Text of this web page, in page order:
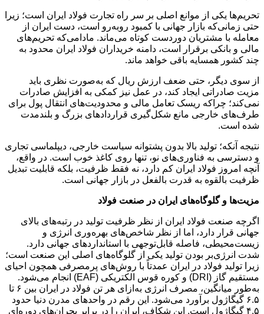
تحریم‌ها یکی از موانع اصلی بر سر راه تجارت فولاد ایران است؛ زیرا
حتی زمانی‌که بازار جهانی با کمبود روبه‌رو است، دست ایران از
معامله با مشتریان دوردست کوتاه می‌ماند. مادامی‌که تحریم‌های
مالی و بانکی برقرار است، دامنه خریداران فولاد ایران محدود به
چند کشور همسایه باقی خواهد ماند.
از سوی دیگر، حتی ضعف ارزش ریال که به‌صورت نظری باید
مزیت صادراتی ایجاد کند، در عمل نیز کمکی به افزایش صادرات
نمی‌کند؛ چراکه ریسک تعامل مالی و محدودیت‌های انتقال پول برای
طرف‌های خارجی مانع شکل‌گیری قراردادهای بزرگ و بلندمدت
شده است.
نتیجه آنکه؛ تولید بالا بدون پشتوانه سیاست خارجی، دیپلماسی تجاری
و دسترسی به فناوری‌های نو، تنها روی کاغذ خوب است. در واقع،
آنچه امروز فولاد ایران کم دارد، نه فقط ظرفیت، بلکه قابلیت تبدیل
ظرفیت بالقوه به قدرت بالفعل در بازار جهانی است.
مزیت‌ها و گلوگاه‌های ایران در صنعت فولاد
اگرچه صنعت فولاد ایران از نظر ظرفیت تولید در رتبه‌های بالای
جهانی قرار دارد، اما از نظر شاخص‌های بهره‌وری انرژی و
زیست‌محیطی، فاصله قابل‌توجهی با استانداردهای جهانی دارد.
شدت انرژی‌بر بودن تولید یکی از گلوگاه‌های اصلی این صنعت است؛
زیرا تولید فولاد در ایران عمدتاً با روش‌های پرمصرفی همچون احیای
مستقیم گاز (DRI) و کوره قوس الکتریکی (EAF) انجام می‌شود.
به‌طور میانگین، مصرف انرژی به‌ازای هر تن فولاد در ایران بین ۶ تا
۶.۵ گیگاژول برآورد می‌شود. این رقم در واحدهای مدرن دنیا حدود
۴.۵ گیگاژول است. این شکاف، ایران را در برابر بحران‌های دوره‌ای